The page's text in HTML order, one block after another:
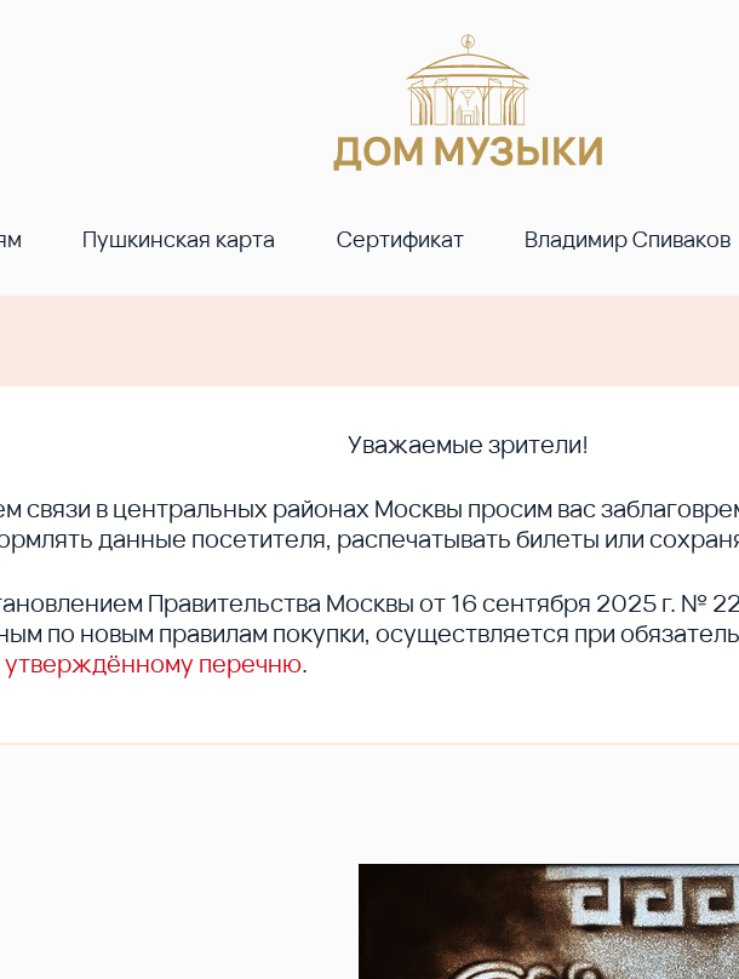
Пушкинская карта Сертификат Владимир Спиваков
Уважаемые зрители!
связи в центральных районах Москвы просим вас
данные посетителя, распечатывать билеты или
Правительства Москвы от 16 сентября 2025 г. №
по новым правилам покупки, осуществляется при
утверждённому перечню.